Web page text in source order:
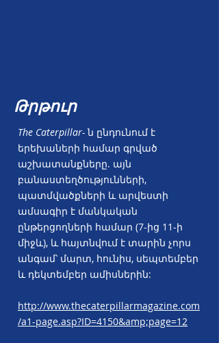
Թրթուր
The Caterpillar-ն ընդունում է
երեխաների համար գրված
աշխատանքները. այն
բանաստեղծությունների,
պատմվածքների և արվեստի
ամսագիր է մանկական
ընթերցողների համար (7-ից 11-ի
միջև), և հայտնվում է տարին չորս
անգամ՝ մարտ, հունիս, սեպտեմբեր
և դեկտեմբեր ամիսներին:
http://www.thecaterpillarmagazine.com
/a1-page.asp?ID=4150&amp;page=12